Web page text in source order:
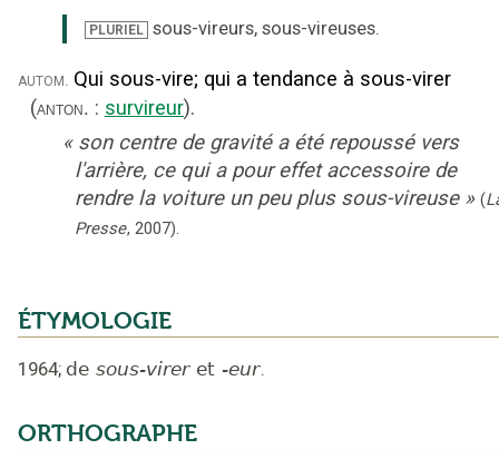
PLURIEL sous-vireurs, sous-vireuses.
autom. Qui sous-vire; qui a tendance à sous-virer
(anton. : survireur).
« son centre de gravité a été repoussé vers
l'arrière, ce qui a pour effet accessoire de
rendre la voiture un peu plus sous-vireuse » (
Presse, 2007).
ÉTYMOLOGIE
1964; de sous-virer et -eur.
ORTHOGRAPHE